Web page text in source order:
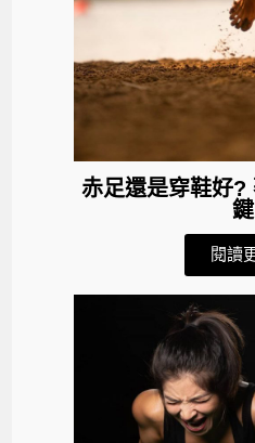
赤足還是穿鞋好?
鍵
閱讀